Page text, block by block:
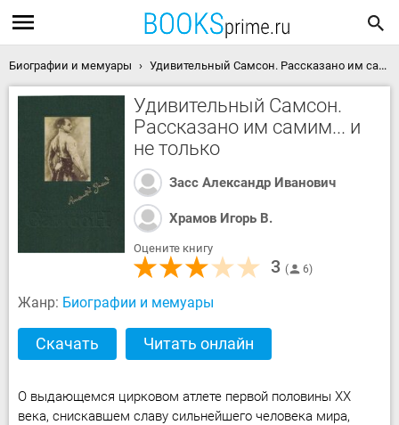
Биографии и мемуары Удивительный Самсон. Рассказано им самим... и не только скачать книгу
Удивительный Самсон.
Рассказано им самим... и
не только
Засс Александр Иванович
Храмов Игорь В.
Оцените книгу
3 6
Жанр: Биографии и мемуары
Скачать Читать онлайн
О выдающемся цирковом атлете первой половины XX
века, снискавшем славу сильнейшего человека мира,